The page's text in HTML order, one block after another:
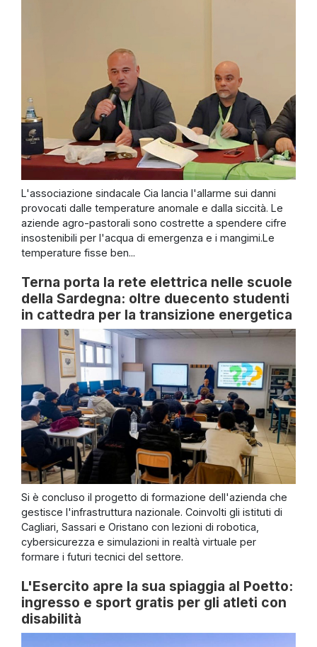
L'associazione sindacale Cia lancia l'allarme sui danni
provocati dalle temperature anomale e dalla siccità. Le
aziende agro-pastorali sono costrette a spendere cifre
insostenibili per l'acqua di emergenza e i mangimi.Le
temperature fisse ben...
Terna porta la rete elettrica nelle scuole
della Sardegna: oltre duecento studenti
in cattedra per la transizione energetica
Si è concluso il progetto di formazione dell'azienda che
gestisce l'infrastruttura nazionale. Coinvolti gli istituti di
Cagliari, Sassari e Oristano con lezioni di robotica,
cybersicurezza e simulazioni in realtà virtuale per
formare i futuri tecnici del settore.
L'Esercito apre la sua spiaggia al Poetto:
ingresso e sport gratis per gli atleti con
disabilità